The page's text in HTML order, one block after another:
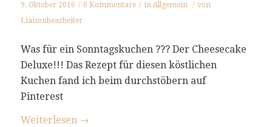
9. Oktober 2016 / 0 Kommentare / in Allgemein / von
Liaisonbearbeiter
Was für ein Sonntagskuchen ??? Der Cheesecake
Deluxe!!! Das Rezept für diesen köstlichen
Kuchen fand ich beim durchstöbern auf
Pinterest
Weiterlesen→